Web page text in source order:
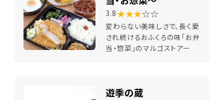
3.8 ★★★☆☆
変わらない美味しさで、長く愛
され続けるおふくろの味「お弁
当・惣菜」のマルゴストアー
遊季の蔵